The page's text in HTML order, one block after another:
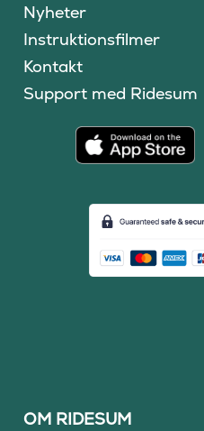
Nyheter
Instruktionsfilmer
Kontakt
Support med Ridesum
OM RIDESUM